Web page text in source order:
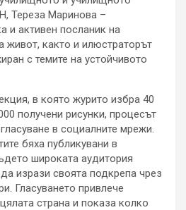
Тереза Маринова –
и активен посланик на
живот, както и илюстраторът
с темите на устойчивото
в която журито избра 40
получени рисунки, процесът
в социалните мрежи.
бяха публикувани в
широката аудитория
изрази своята подкрепа чрез
Гласуването привлече
страна и показа колко